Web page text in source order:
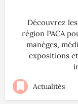
Découvrez
région PACA
manèges,
expositions
Actualités